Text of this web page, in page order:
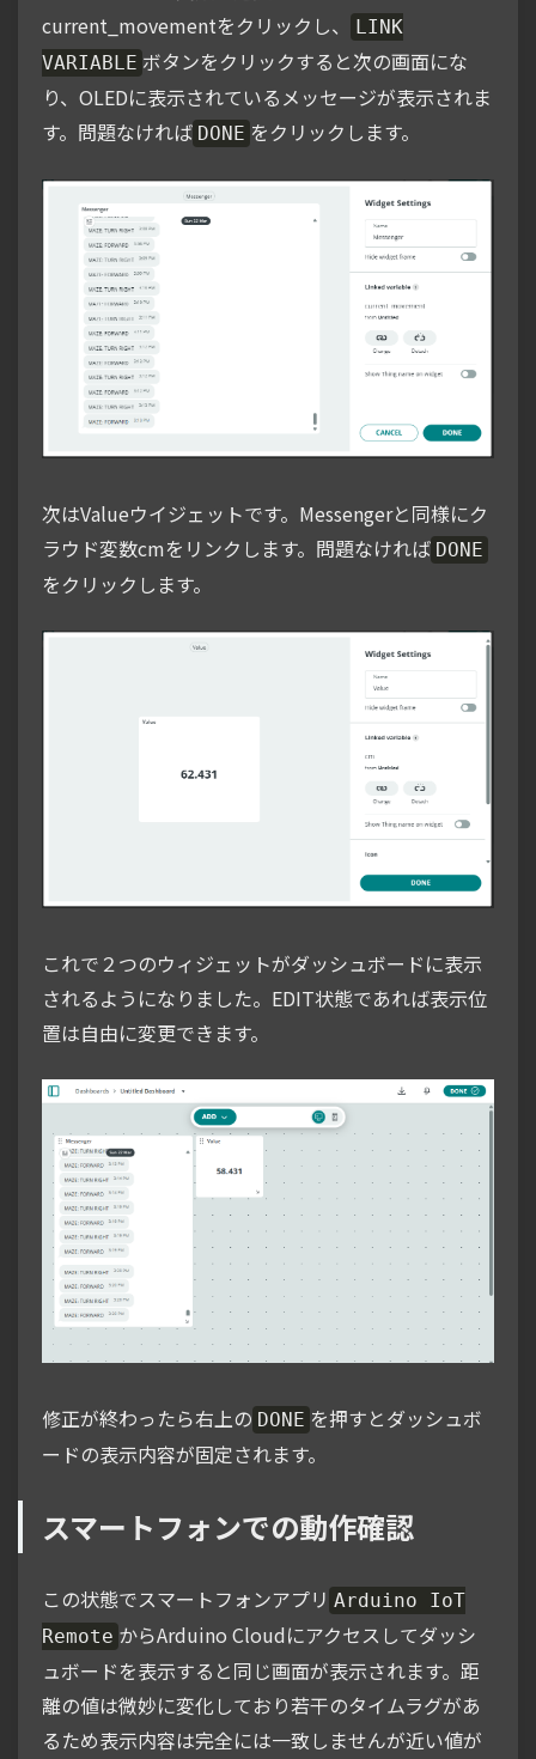
current_movementをクリックし、
LINK
VARIABLE ボタンをクリックすると次の画面にな
り、OLEDに表示されているメッセージが表示されま
す。問題なければ DONE をクリックします。
次はValueウイジェットです。Messengerと同様にク
ラウド変数cmをリンクします。問題なければ DONE
をクリックします。
これで２つのウィジェットがダッシュボードに表示
されるようになりました。EDIT状態であれば表示位
置は自由に変更できます。
修正が終わったら右上の DONE を押すとダッシュボ
ードの表示内容が固定されます。
スマートフォンでの動作確認
この状態でスマートフォンアプリ Arduino IoT
Remote からArduino Cloudにアクセスしてダッシ
ュボードを表示すると同じ画面が表示されます。距
離の値は微妙に変化しており若干のタイムラグがあ
るため表示内容は完全には一致しませんが近い値が